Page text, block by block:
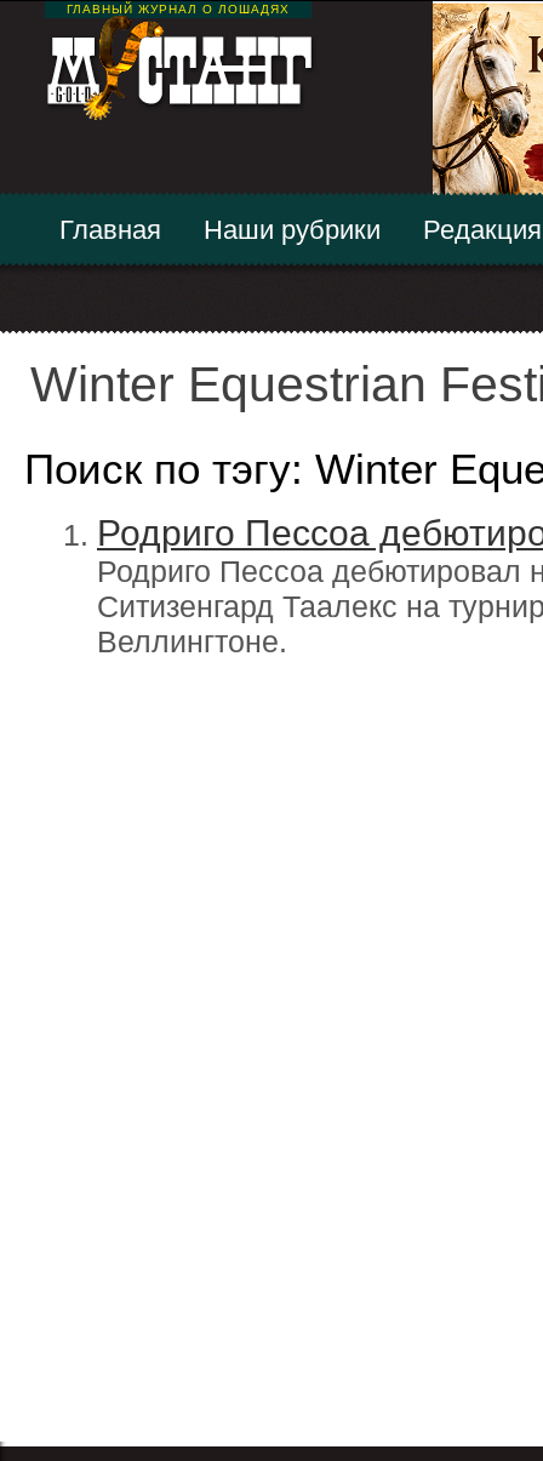
ГЛАВНЫЙ ЖУРНАЛ О ЛОШАДЯХ
Главная Наши рубрики Редакция
Winter Equestrian
Поиск по тэгу: Winter
Родриго Пессоа
Родриго Пессоа дебютировал
Ситизенгард Таалекс на
Веллингтоне.